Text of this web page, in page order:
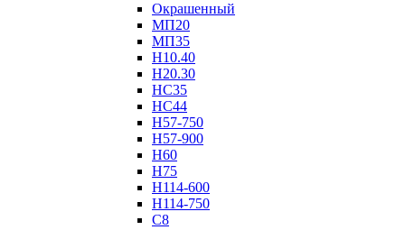
Окрашенный
МП20
МП35
Н10.40
Н20.30
НС35
НС44
Н57-750
Н57-900
Н60
Н75
Н114-600
Н114-750
С8